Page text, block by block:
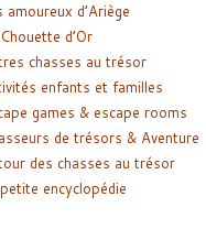
amoureux d’Ariège
d’Or
chasses au trésor
enfants et familles
games & escape rooms
de trésors & Aventure
des chasses au trésor
encyclopédie